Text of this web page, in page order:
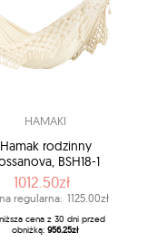
HAMAKI
Hamak rodzinny
BSH18-1
1012.50zł
regularna: 1125.00zł
cena z 30 dni przed
obniżką: 956.25zł